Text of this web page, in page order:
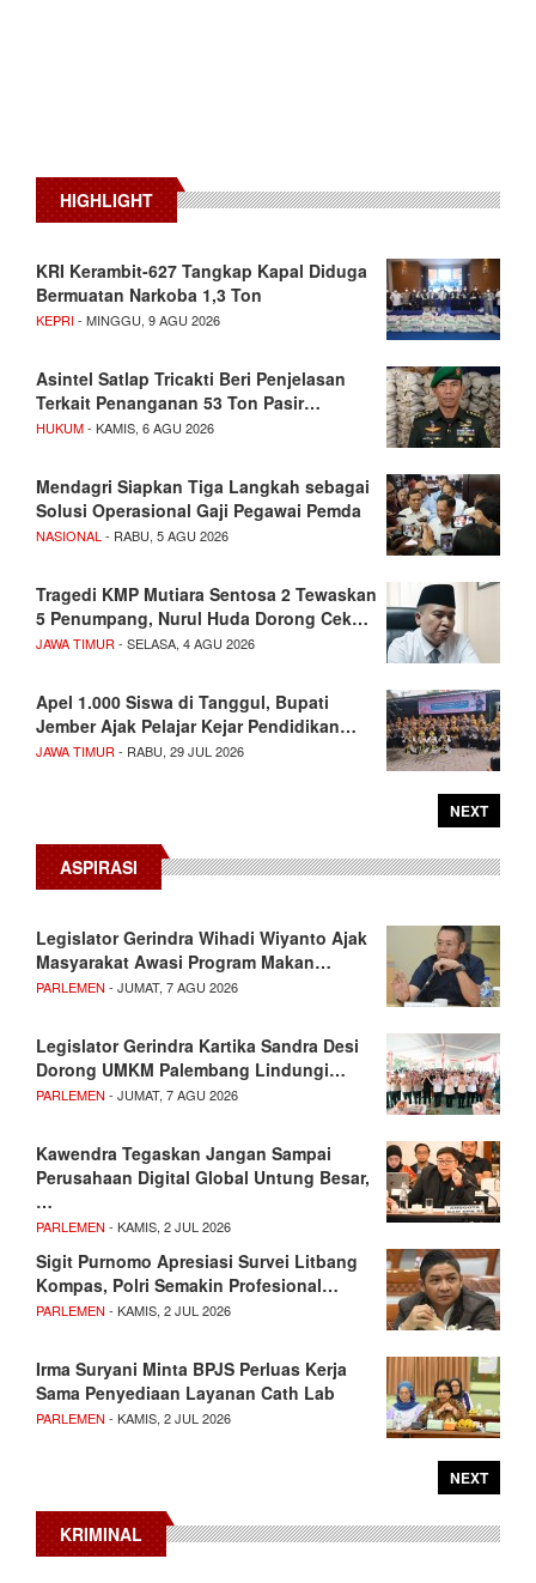
HIGHLIGHT
KRI Kerambit-627 Tangkap Kapal Diduga
Bermuatan Narkoba 1,3 Ton
KEPRI- MINGGU, 9 AGU 2026
Asintel Satlap Tricakti Beri Penjelasan
Terkait Penanganan 53 Ton Pasir…
HUKUM- KAMIS, 6 AGU 2026
Mendagri Siapkan Tiga Langkah sebagai
Solusi Operasional Gaji Pegawai Pemda
NASIONAL - RABU, 5 AGU 2026
Tragedi KMP Mutiara Sentosa 2 Tewaskan
5 Penumpang, Nurul Huda Dorong Cek…
JAWA TIMUR - SELASA, 4 AGU 2026
Apel 1.000 Siswa di Tanggul, Bupati
Jember Ajak Pelajar Kejar Pendidikan…
JAWA TIMUR - RABU, 29 JUL 2026
NEXT
ASPIRASI
Legislator Gerindra Wihadi Wiyanto Ajak
Masyarakat Awasi Program Makan…
PARLEMEN - JUMAT, 7 AGU 2026
Legislator Gerindra Kartika Sandra Desi
Dorong UMKM Palembang Lindungi…
PARLEMEN - JUMAT, 7 AGU 2026
Kawendra Tegaskan Jangan Sampai
Perusahaan Digital Global Untung Besar,
…
PARLEMEN - KAMIS, 2 JUL 2026
Sigit Purnomo Apresiasi Survei Litbang
Kompas, Polri Semakin Profesional…
PARLEMEN - KAMIS, 2 JUL 2026
Irma Suryani Minta BPJS Perluas Kerja
Sama Penyediaan Layanan Cath Lab
PARLEMEN - KAMIS, 2 JUL 2026
NEXT
KRIMINAL